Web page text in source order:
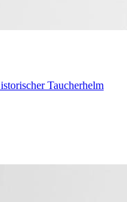
Taucherhelm